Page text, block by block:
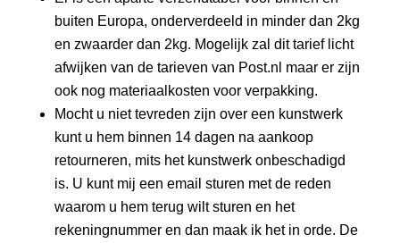
buiten Europa, onderverdeeld in minder dan 2kg
en zwaarder dan 2kg. Mogelijk zal dit tarief licht
afwijken van de tarieven van Post.nl maar er zijn
ook nog materiaalkosten voor verpakking.
Mocht u niet tevreden zijn over een kunstwerk
kunt u hem binnen 14 dagen na aankoop
retourneren, mits het kunstwerk onbeschadigd
is. U kunt mij een email sturen met de reden
waarom u hem terug wilt sturen en het
rekeningnummer en dan maak ik het in orde. De